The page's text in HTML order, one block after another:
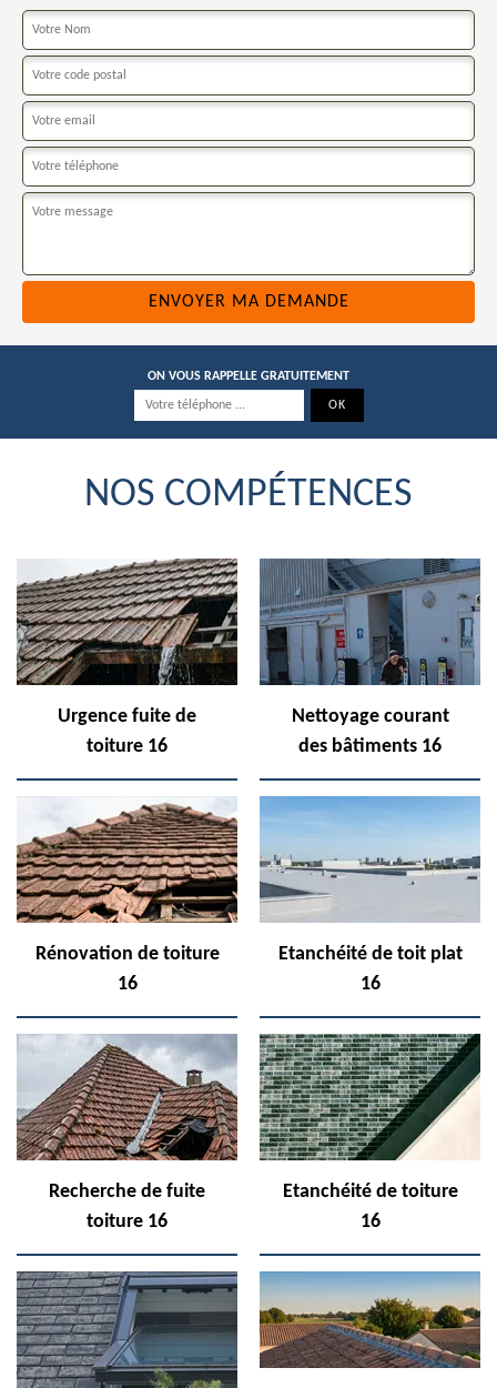
ON VOUS RAPPELLE GRATUITEMENT
NOS COMPÉTENCES
Urgence fuite de
toiture 16
Nettoyage courant
des bâtiments 16
Rénovation de toiture
16
Etanchéité de toit plat
16
Recherche de fuite
toiture 16
Etanchéité de toiture
16